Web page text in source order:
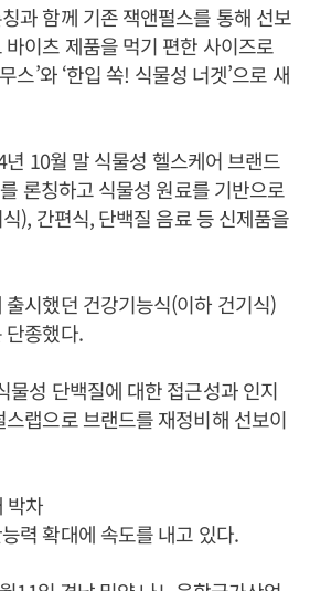
과 함께 기존 잭앤펄스를 통해 선보
이츠 제품을 먹기 편한 사이즈로
스’와 ‘한입 쏙! 식물성 너겟’으로 새
10월 말 식물성 헬스케어 브랜드
론칭하고 식물성 원료를 기반으로
), 간편식, 단백질 음료 등 신제품을
시했던 건강기능식(이하 건기식)
단종했다.
물성 단백질에 대한 접근성과 인지
랩으로 브랜드를 재정비해 선보이
박차
력 확대에 속도를 내고 있다.